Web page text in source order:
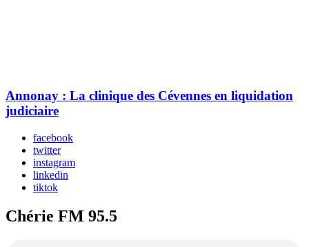
Annonay : La clinique des Cévennes en liquidation
judiciaire
facebook
twitter
instagram
linkedin
tiktok
Chérie FM 95.5